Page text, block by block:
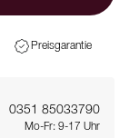
Preisgarantie
0351 85033790
Mo-Fr: 9-17 Uhr